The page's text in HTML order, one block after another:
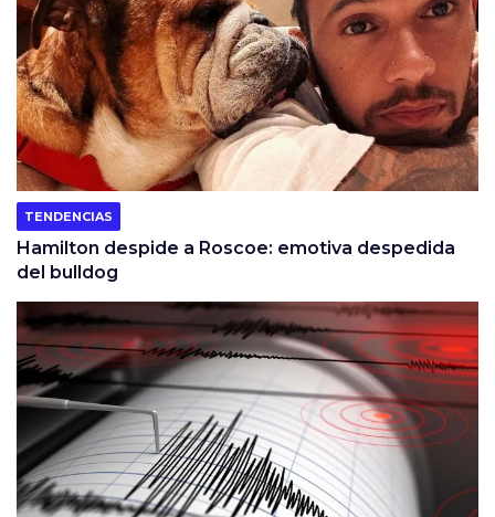
TENDENCIAS
Hamilton despide a Roscoe: emotiva despedida
del bulldog